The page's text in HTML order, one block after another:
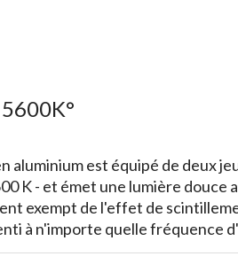
aluminium est équipé de deux
K - et émet une lumière douce
exempt de l'effet de
à n'importe quelle fréquence